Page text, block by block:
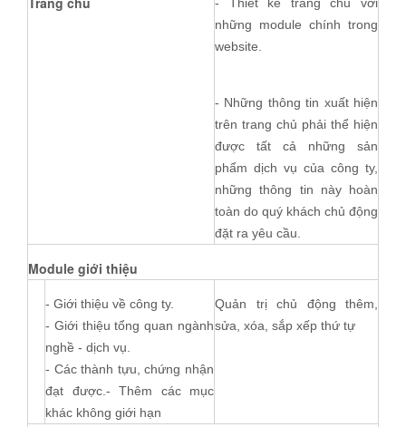
những module chính trong
website.
- Những thông tin xuất hiện
trên trang chủ phải thể hiện
được tất cả những sản
phẩm dịch vụ của công ty,
những thông tin này hoàn
toàn do quý khách chủ động
đặt ra yêu cầu.
Module giới thiệu
- Giới thiệu về công ty.
- Giới thiệu tổng quan ngành
nghề - dịch vụ.
- Các thành tựu, chứng nhận
đạt được.- Thêm các mục
khác không giới hạn
Quản trị chủ động thêm,
sửa, xóa, sắp xếp thứ tự